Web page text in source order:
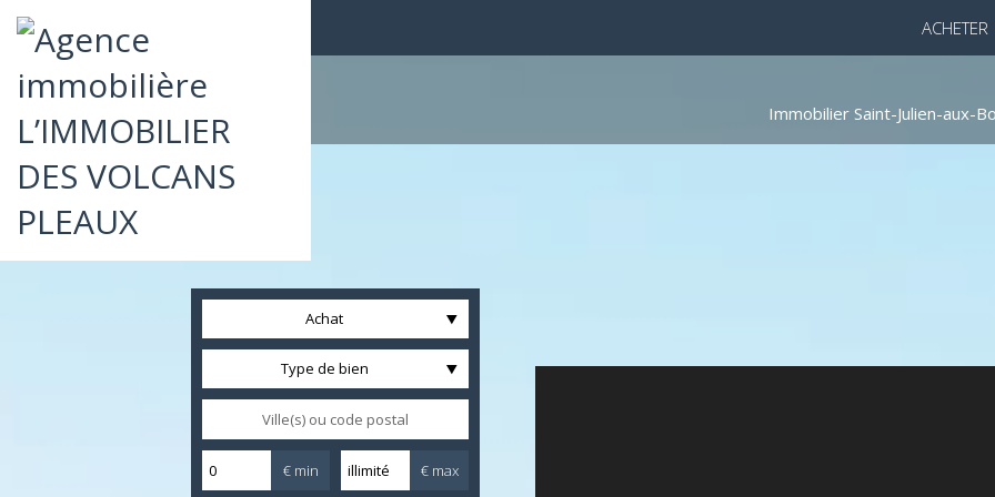
ACHETER
Immobilier Saint-Julien-aux-
Achat
Type de bien
€ min € max